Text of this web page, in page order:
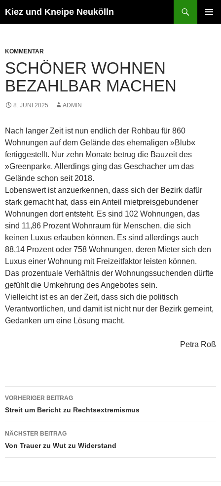
Inhalt
Kiez und Kneipe Neukölln
KOMMENTAR
SCHÖNER WOHNEN
BEZAHLBAR MACHEN
8. JUNI 2025 ADMIN
Nach langer Zeit ist nun endlich der Rohbau für 860
Wohnungen auf dem Gelände des ehemaligen »Blub«
fertiggestellt. Nur zehn Monate betrug die Bauzeit des
»Greenpark«. Allerdings ging das Geschacher um das
Gelände schon seit 2018.
Lobenswert ist anzuerkennen, dass sich der Bezirk dafür
stark gemacht hat, dass ein Anteil mietpreisgebundener
Wohnungen dort entsteht. Es sind 102 Wohnungen, das
sind 11,86 Prozent Wohnraum für Menschen, die sich
keinen Luxus erlauben können. Es sind allerdings auch
88,14 Prozent oder 758 Wohnungen, deren Mieter sich den
Luxus einer Wohnung mit Freizeitfaktor leisten können.
Das prozentuale Verhältnis der Wohnungssuchenden dürfte
gefühlt die Umkehrung des Angebotes sein.
Vielleicht ist es an der Zeit, dass sich die politisch
Verantwortlichen, und damit ist nicht nur der Bezirk gemeint,
Gedanken um eine Lösung macht.
Petra Roß
Beitragsnavigation
VORHERIGER BEITRAG
Streit um Bericht zu Rechtsextremismus
NÄCHSTER BEITRAG
Von Trauer zu Wut zu Widerstand